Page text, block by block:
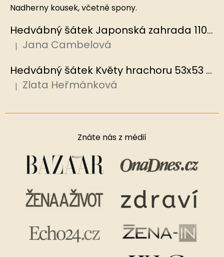
Nadherny kousek, včetně spony.
Hedvábný šátek Japonská zahrada 110x110 cm v dárkovém balení, HEDVÁBNÝ SVĚT
Hodnocení produktu je 5 z 5 hvězdiček.
| Jana Cambelová
Hedvábný šátek Květy hrachoru 53x53 cm v dárkovém balení, HEDVÁBNÝ SVĚT
Hodnocení produktu je 5 z 5 hvězdiček.
| Zlata Heřmánková
Znáte nás z médií